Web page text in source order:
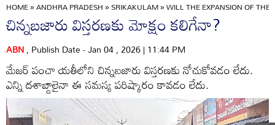
HOME»ANDHRA PRADESH»SRIKAKULAM»WILL THE EXPANSION OF
చిన్నబజారు విస్తరణకు మోక్షం కలిగేనా?
ABN, Publish Date - Jan 04 , 2026 | 11:44 PM
మేజర్‌ పంచా యతీలోని చిన్నబజారు విస్తరణకు నోచుకోవడం లేదు.
ఎన్ని దశాబ్దాలైనా ఈ సమస్య పరిష్కారం కావడం లేదు.